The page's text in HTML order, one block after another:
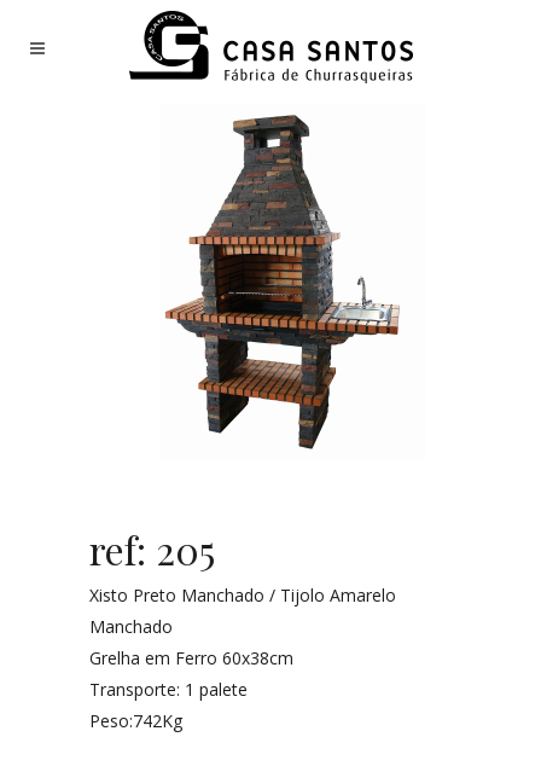
ref: 205
Xisto Preto Manchado / Tijolo Amarelo
Manchado
Grelha em Ferro 60x38cm
Transporte: 1 palete
Peso:742Kg